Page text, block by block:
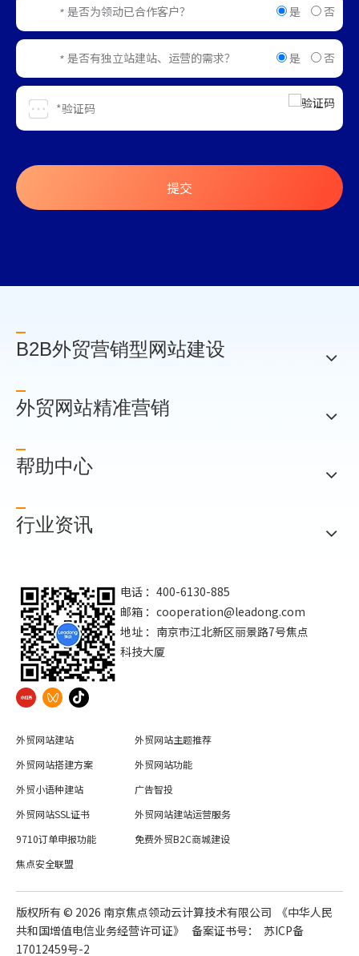
* 是否为领动已合作客户？ 是 否
* 是否有独立站建站、运营的需求？ 是 否
提交
B2B外贸营销型网站建设
外贸网站精准营销
帮助中心
行业资讯
电话 ：400-6130-885
邮箱 ： cooperation@leadong.com
地址 ：南京市江北新区丽景路7号焦点
科技大厦
外贸网站建站
外贸网站主题推荐
外贸网站搭建方案
外贸网站功能
外贸小语种建站
广告智投
外贸网站SSL证书
外贸网站建站运营服务
9710订单申报功能
免费外贸B2C商城建设
焦点安全联盟
版权所有 ©️ 2026 南京焦点领动云计算技术有限公司 《中华人民
共和国增值电信业务经营许可证》 备案证书号： 苏ICP备
17012459号-2